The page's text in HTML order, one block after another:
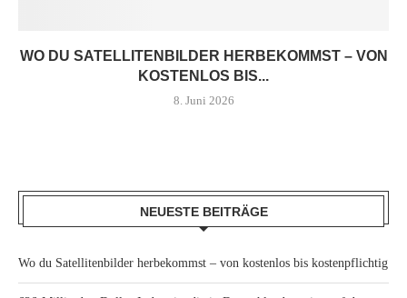
WO DU SATELLITENBILDER HERBEKOMMST – VON
KOSTENLOS BIS...
8. Juni 2026
NEUESTE BEITRÄGE
Wo du Satellitenbilder herbekommst – von kostenlos bis kostenpflichtig